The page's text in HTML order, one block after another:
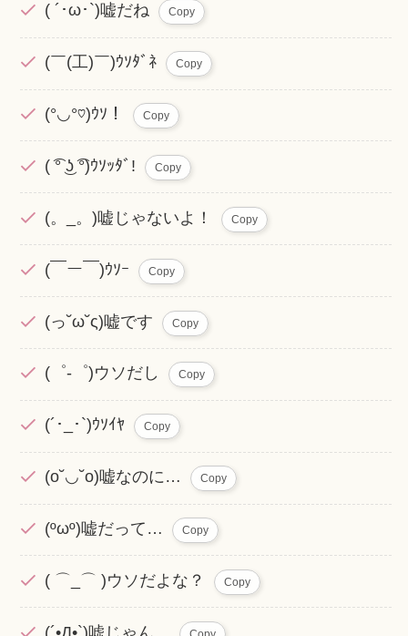
( ´･ω･`)嘘だね Copy
(￣(工)￣)ｳｿﾀﾞﾈ Copy
(°◡°♡)ｳｿ！ Copy
( ͡° ͜ʖ ͡°)ｳｿｯﾀﾞ! Copy
(。_。)嘘じゃないよ！ Copy
(￣ー￣)ｳｿｰ Copy
(っ˘ω˘ς)嘘です Copy
(゜-゜)ウソだし Copy
(´･_･`)ｳｿｲﾔ Copy
(o˘◡˘o)嘘なのに… Copy
(ºωº)嘘だって… Copy
( ⌒_⌒ )ウソだよな？ Copy
(´•̥̥̥Д•̥̥̥`)嘘じゃん…